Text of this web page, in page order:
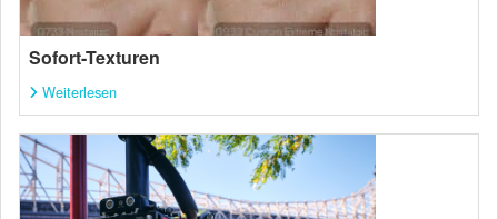
Sofort-Texturen
Weiterlesen